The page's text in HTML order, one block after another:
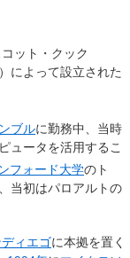
ット・クック
）によって設立された
ブルに勤務中、当時
ュータを活用するこ
フォード大学のト
当初はパロアルトの
ィエゴに本拠を置く